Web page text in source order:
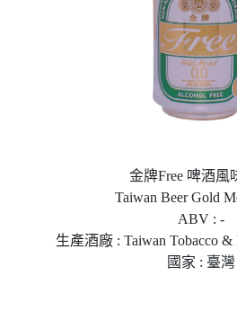
金牌Free 啤酒風
Taiwan Beer Gold
ABV : -
生產酒廠 : Taiwan Tobacco &
國家 : 臺灣